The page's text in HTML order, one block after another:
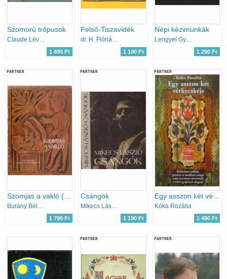
Szomorú trópusok
Claude Lévi-Strauss
1 490 Ft
Felső-Tiszavidék
dr. H. Flórián Mária
1 100 Ft
Népi kézimunkák
Lengyel Györgyi
1 290 Ft
PARTNER
Szomjas a vakló (66 vajdasági magyar erotikus népmese)
Burány Béla (szerk.)
1 790 Ft
PARTNER
Csángók
Mikecs László
1 190 Ft
PARTNER
Egy asszon két vétkecskéje
Kóka Rozália
1 490 Ft
PARTNER PARTNER